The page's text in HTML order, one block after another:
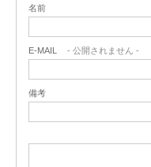
名前
E-MAIL - 公開されません -
備考